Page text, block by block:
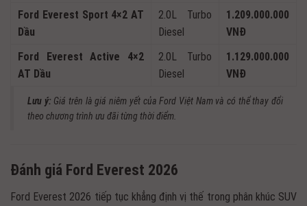
Ford Everest Sport 4×2 AT
Dầu
2.0L Turbo
Diesel
1.209.000.000
VNĐ
Ford Everest Active 4×2
AT Dầu
2.0L Turbo
Diesel
1.129.000.000
VNĐ
Lưu ý: Giá trên là giá niêm yết của Ford Việt Nam và có thể thay đổi
theo chương trình ưu đãi từng thời điểm.
Đánh giá Ford Everest 2026
Ford Everest 2026 tiếp tục khẳng định vị thế trong phân khúc SUV